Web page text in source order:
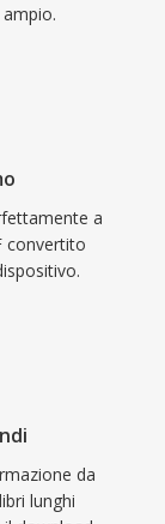
a
convertito
da
lunghi